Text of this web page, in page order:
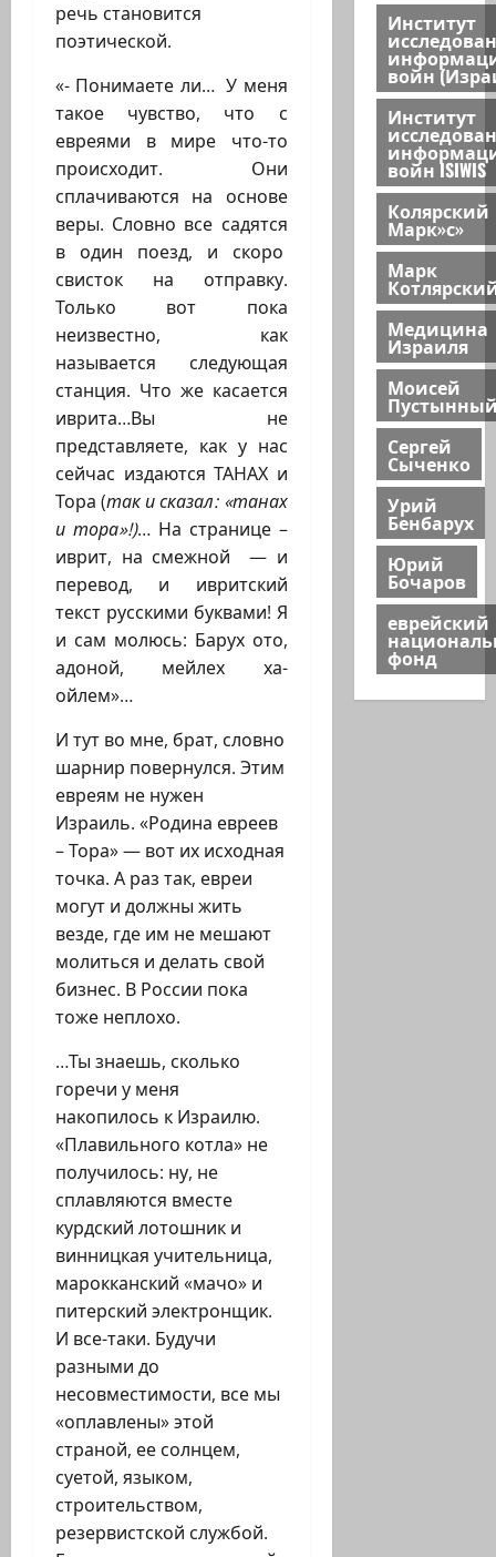
речь становится
поэтической.
«- Понимаете ли… У меня
такое чувство, что с
евреями в мире что-то
происходит. Они
сплачиваются на основе
веры. Словно все садятся
в один поезд, и скоро
свисток на отправку.
Только вот пока
неизвестно, как
называется следующая
станция. Что же касается
иврита…Вы не
представляете, как у нас
сейчас издаются ТАНАХ и
Тора (так и сказал: «танах
и тора»!)… На странице –
иврит, на смежной — и
перевод, и ивритский
текст русскими буквами! Я
и сам молюсь: Барух ото,
адоной, мейлех ха-
ойлем»…
И тут во мне, брат, словно
шарнир повернулся. Этим
евреям не нужен
Израиль. «Родина евреев
– Тора» — вот их исходная
точка. А раз так, евреи
могут и должны жить
везде, где им не мешают
молиться и делать свой
бизнес. В России пока
тоже неплохо.
…Ты знаешь, сколько
горечи у меня
накопилось к Израилю.
«Плавильного котла» не
получилось: ну, не
сплавляются вместе
курдский лотошник и
винницкая учительница,
марокканский «мачо» и
питерский электронщик.
И все-таки. Будучи
разными до
несовместимости, все мы
«оплавлены» этой
страной, ее солнцем,
суетой, языком,
строительством,
резервистской службой.
Институт
войн
Институт
войн ISIWIS
Колярский
Марк»с»
Марк
Медицина
Израиля
Моисей
Сергей
Сыченко
Урий
Бенбарух
Юрий
Бочаров
еврейский
фонд